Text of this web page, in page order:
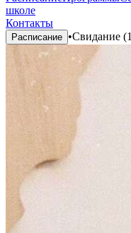
школе
Контакты
Расписание •Свидание